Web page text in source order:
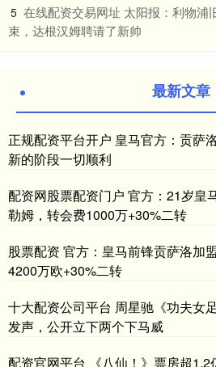
5 在线配资交易网址 太阳报：利物浦
束，达根汉姆聘请了新帅
最新文章
正规配资平台开户 皇马官方：贡萨
新的阶段一切顺利
配资网股票配资门户 官方：21岁皇
勒姆，转会费1000万+30%二转
股票配资 官方：皇马前锋贡萨洛加
4200万欧+30%二转
十大配资公司平台 周星驰《功夫女
发声，公开立下两个下马威
配资官网平台 《八仙！》票房超